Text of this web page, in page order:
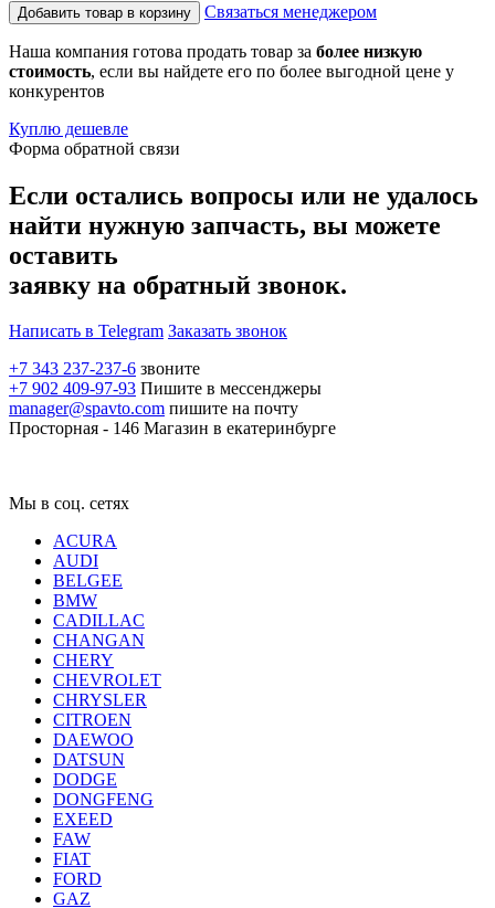
Добавить товар в корзину Связаться менеджером
Наша компания готова продать товар за более низкую
стоимость, если вы найдете его по более выгодной цене у
конкурентов
Куплю дешевле
Форма обратной связи
Если остались вопросы или не удалось
найти нужную запчасть, вы можете
оставить
заявку на обратный звонок.
Написать в Telegram Заказать звонок
+7 343 237-237-6 звоните
+7 902 409-97-93 Пишите в мессенджеры
manager@spavto.com пишите на почту
Просторная - 146 Магазин в екатеринбурге
Мы в соц. сетях
ACURA
AUDI
BELGEE
BMW
CADILLAC
CHANGAN
CHERY
CHEVROLET
CHRYSLER
CITROEN
DAEWOO
DATSUN
DODGE
DONGFENG
EXEED
FAW
FIAT
FORD
GAZ